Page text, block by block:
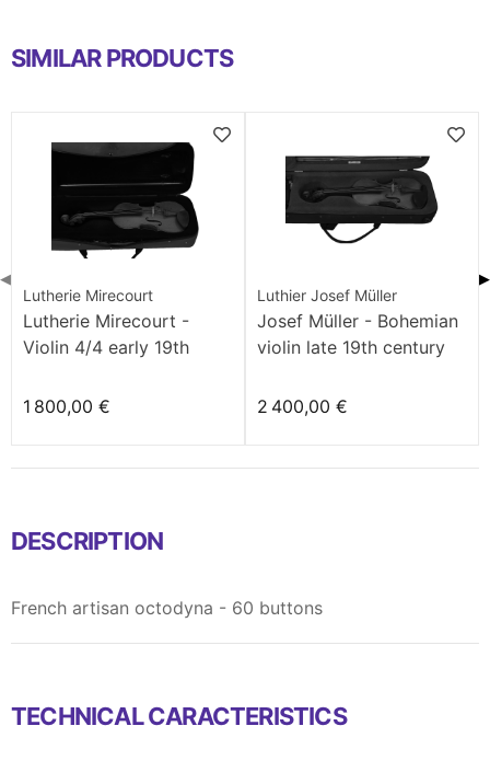
SIMILAR PRODUCTS
Lutherie Mirecourt
Lutherie Mirecourt -
Violin 4/4 early 19th
1 800,00 €
Luthier Josef Müller
Josef Müller - Bohemian
violin late 19th century
2 400,00 €
◀ ▶
DESCRIPTION
French artisan octodyna - 60 buttons
TECHNICAL CARACTERISTICS